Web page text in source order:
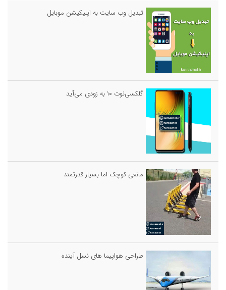
تبدیل وب سایت به اپلیکیشن موبایل
گلکسی‌نوت ۱۰ به زودی می‌آید
مانعی کوچک اما بسیار قدرتمند
طراحی هواپیما های نسل آینده